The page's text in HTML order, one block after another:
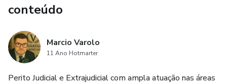
conteúdo
Marcio Varolo
11 Ano Hotmarter
Perito Judicial e Extrajudicial com ampla atuação nas áreas